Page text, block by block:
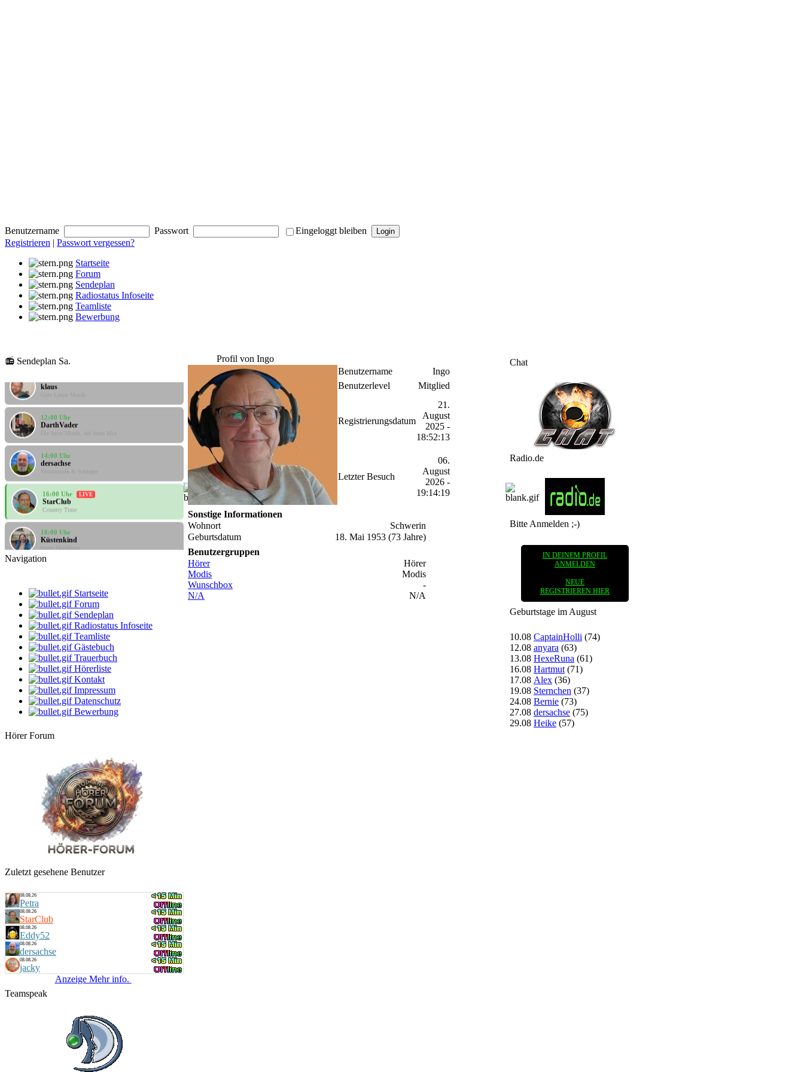
Benutzername Passwort
Eingeloggt bleiben
Registrieren | Passwort vergessen?
Startseite
Forum
Sendeplan
Radiostatus Infoseite
Teamliste
Bewerbung
📻 Sendeplan Sa.
klaus
Gute Laune Musik
12:00 Uhr
DarthVader
Die beste Musik, der beste Mix
14:00 Uhr
dersachse
Volksmusik & Schlager
16:00 Uhr LIVE
StarClub
Country Time
18:00 Uhr
Küstenkind
bunte Musikbox
08:00 Uhr
klaus
Gute Laune Musik
10:00 Uhr
klaus
Gute Laune Musik
12:00 Uhr
DarthVader
Die beste Musik, der beste Mix
Volksmusik & Schlager
StarClub
Country Time
18:00 Uhr
Küstenkind
bunte Musikbox
20:00 Uhr
Bernie
Villa Kunterbunt - Rock
Navigation
Startseite
Forum
Sendeplan
Radiostatus Infoseite
Teamliste
Gästebuch
Trauerbuch
Hörerliste
Kontakt
Impressum
Datenschutz
Bewerbung
Hörer Forum
Zuletzt gesehene Benutzer
08.08.26
Petra
08.08.26
StarClub
08.08.26
Eddy52
08.08.26
dersachse
08.08.26
jacky
Anzeige Mehr info.
Teamspeak
Profil von Ingo
Benutzername
Ingo
Benutzerlevel
Mitglied
Registrierungsdatum
21.
August
2025 -
18:52:13
Letzter Besuch
06.
August
2026 -
19:14:19
Sonstige Informationen
Wohnort
Schwerin
Geburtsdatum
18. Mai 1953 (73 Jahre)
Benutzergruppen
Hörer
Hörer
Modis
Modis
Wunschbox
-
N/A
N/A
Chat
Radio.de
Bitte Anmelden ;-)
IN DEINEM PROFIL
ANMELDEN
NEUE
REGISTRIEREN HIER
Geburtstage im August
10.08 CaptainHolli (74)
12.08 anyara (63)
13.08 HexeRuna (61)
16.08 Hartmut (71)
17.08 Alex (36)
19.08 Sternchen (37)
24.08 Bernie (73)
27.08 dersachse (75)
29.08 Heike (57)